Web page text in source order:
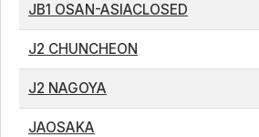
JB1 OSAN-ASIACLOSED
J2 CHUNCHEON
J2 NAGOYA
JAOSAKA